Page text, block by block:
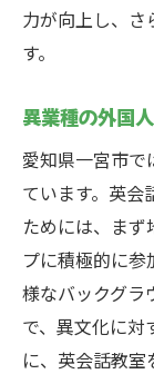
力が向上し、さ
す。
異業種の外国
愛知県一宮市で
ています。英会
ためには、ま
プに積極的に参
様なバックグラ
で、異文化に対
に、英会話教